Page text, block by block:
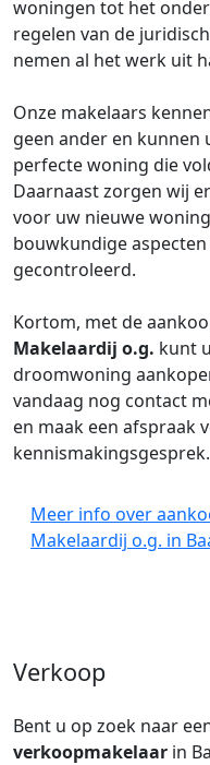
woningen tot het
regelen van de
nemen al het werk uit
Onze makelaars
geen ander en kunnen
perfecte woning die
Daarnaast zorgen wij
voor uw nieuwe
bouwkundige
gecontroleerd.
Kortom, met de
Makelaardij o.g. kunt
droomwoning
vandaag nog contact
en maak een afspraak
kennismakingsgesprek.
Meer info over
Makelaardij o.g. in
Verkoop
Bent u op zoek naar
verkoopmakelaar in